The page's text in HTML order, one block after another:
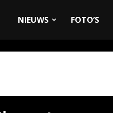
NIEUWS FOTO’S